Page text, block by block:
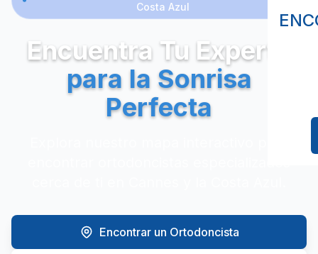
Costa Azul
Encuentra Tu Experto
para la Sonrisa
Perfecta
Encontrar un Ortodoncista